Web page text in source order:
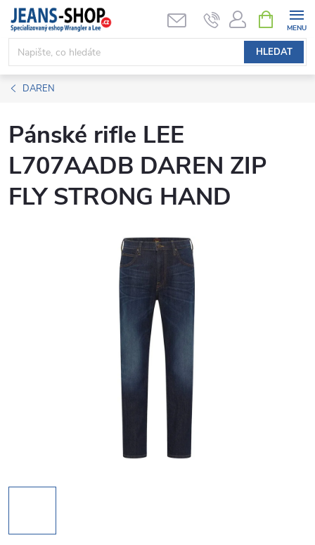
Přejít
obsah
HLEDAT
NÁKUPNÍ
KOŠÍK
DAREN
Pánské rifle LEE
L707AADB DAREN ZIP
FLY STRONG HAND